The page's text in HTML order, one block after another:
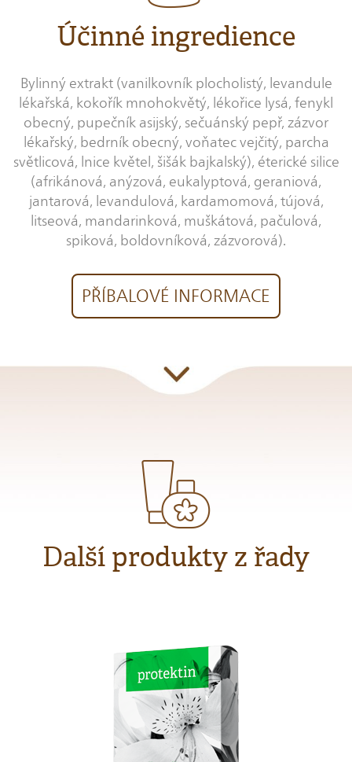
Účinné ingredience
Bylinný extrakt (vanilkovník plocholistý, levandule
lékařská, kokořík mnohokvětý, lékořice lysá, fenykl
obecný, pupečník asijský, sečuánský pepř, zázvor
lékařský, bedrník obecný, voňatec vejčitý, parcha
světlicová, lnice květel, šišák bajkalský), éterické silice
(afrikánová, anýzová, eukalyptová, geraniová,
jantarová, levandulová, kardamomová, tújová,
litseová, mandarinková, muškátová, pačulová,
spiková, boldovníková, zázvorová).
PŘÍBALOVÉ INFORMACE
Další produkty z řady